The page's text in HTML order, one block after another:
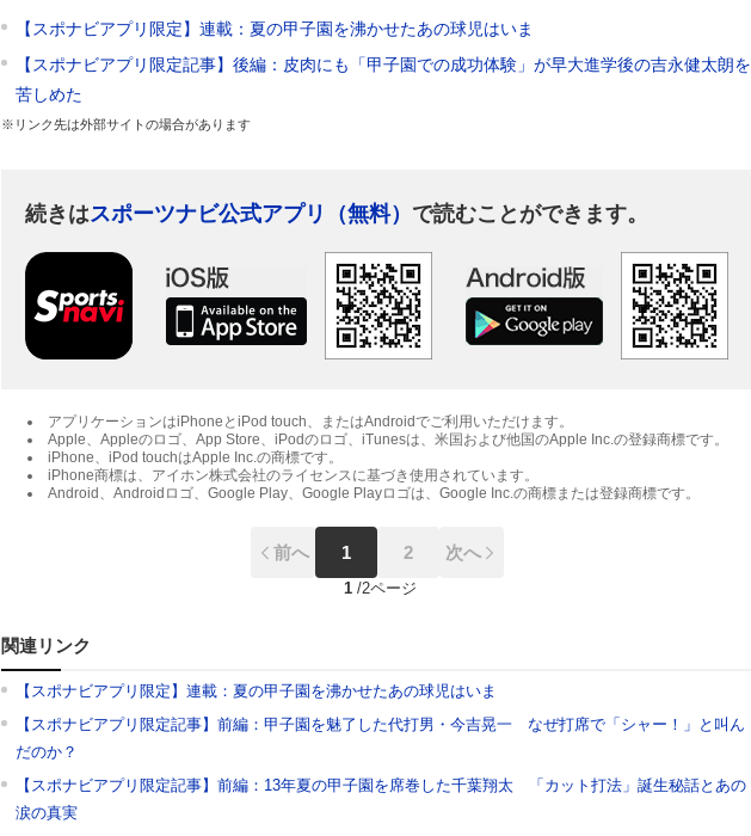
【スポナビアプリ限定】連載：夏の甲子園を沸かせたあの球児はいま
【スポナビアプリ限定記事】後編：皮肉にも「甲子園での成功体験」が早大進学後の吉永健太朗を
苦しめた
※リンク先は外部サイトの場合があります
続きはスポーツナビ公式アプリ（無料） で読むことができます。
アプリケーションはiPhoneとiPod touch、またはAndroidでご利用いただけます。
Apple、Appleのロゴ、App Store、iPodのロゴ、iTunesは、米国および他国のApple Inc.の登録商標です。
iPhone、iPod touchはApple Inc.の商標です。
iPhone商標は、アイホン株式会社のライセンスに基づき使用されています。
Android、Androidロゴ、Google Play、Google Playロゴは、Google Inc.の商標または登録商標です。
前へ 1 2 次へ
1 /2ページ
関連リンク
【スポナビアプリ限定】連載：夏の甲子園を沸かせたあの球児はいま
【スポナビアプリ限定記事】前編：甲子園を魅了した代打男・今吉晃一 なぜ打席で「シャー！」と叫ん
だのか？
【スポナビアプリ限定記事】前編：13年夏の甲子園を席巻した千葉翔太 「カット打法」誕生秘話とあの
涙の真実